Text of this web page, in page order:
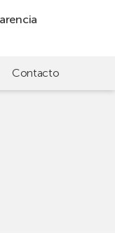
Contacto